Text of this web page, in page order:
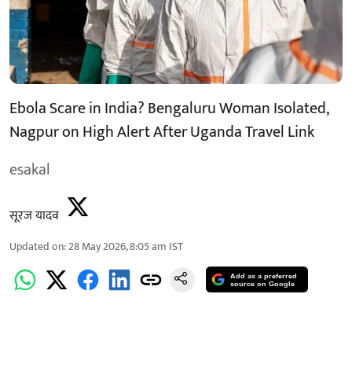
Ebola Scare in India? Bengaluru Woman Isolated,
Nagpur on High Alert After Uganda Travel Link
esakal
सूरज यादव
Updated on:28 May 2026, 8:05 am IST
Add as a preferred
source on Google